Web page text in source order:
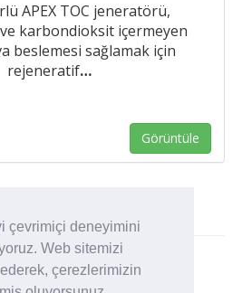
çevrimiçi deneyimini
Web sitemizi
çerezlerimizin
APEX TOC jeneratörü,
karbondioksit içermeyen
beslemesi sağlamak için
rejeneratif…
Görüntüle